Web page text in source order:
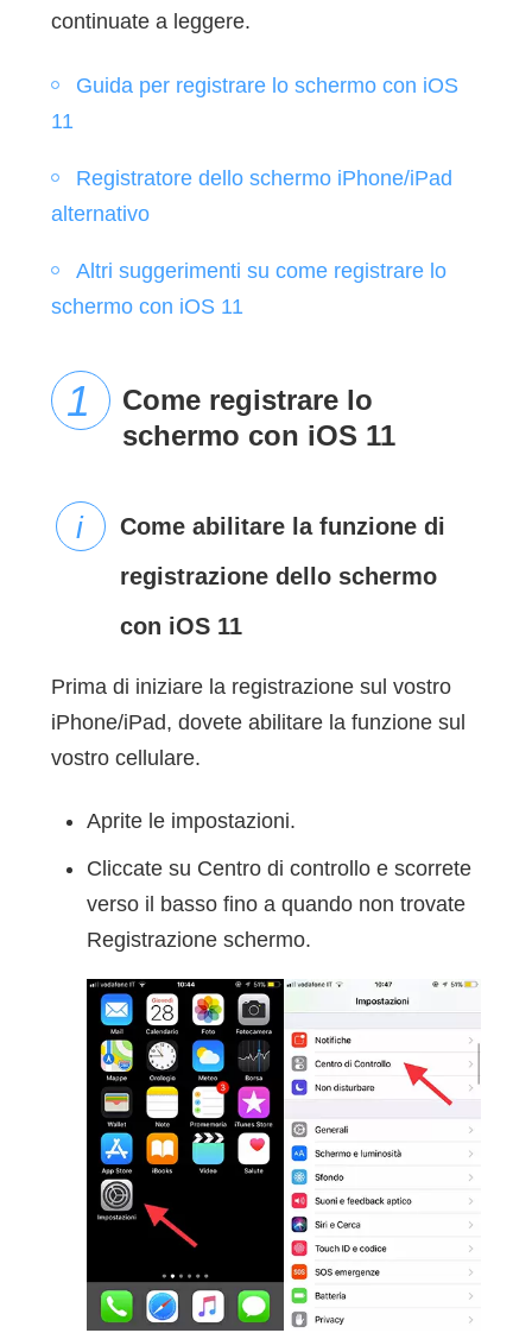
continuate a leggere.
Guida per registrare lo schermo con iOS
11
Registratore dello schermo iPhone/iPad
alternativo
Altri suggerimenti su come registrare lo
schermo con iOS 11
Come registrare lo
schermo con iOS 11
Come abilitare la funzione di
registrazione dello schermo
con iOS 11
Prima di iniziare la registrazione sul vostro
iPhone/iPad, dovete abilitare la funzione sul
vostro cellulare.
Aprite le impostazioni.
Cliccate su Centro di controllo e scorrete
verso il basso fino a quando non trovate
Registrazione schermo.